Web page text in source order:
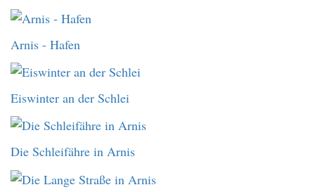
Arnis - Hafen
Eiswinter an der Schlei
Die Schleifähre in Arnis